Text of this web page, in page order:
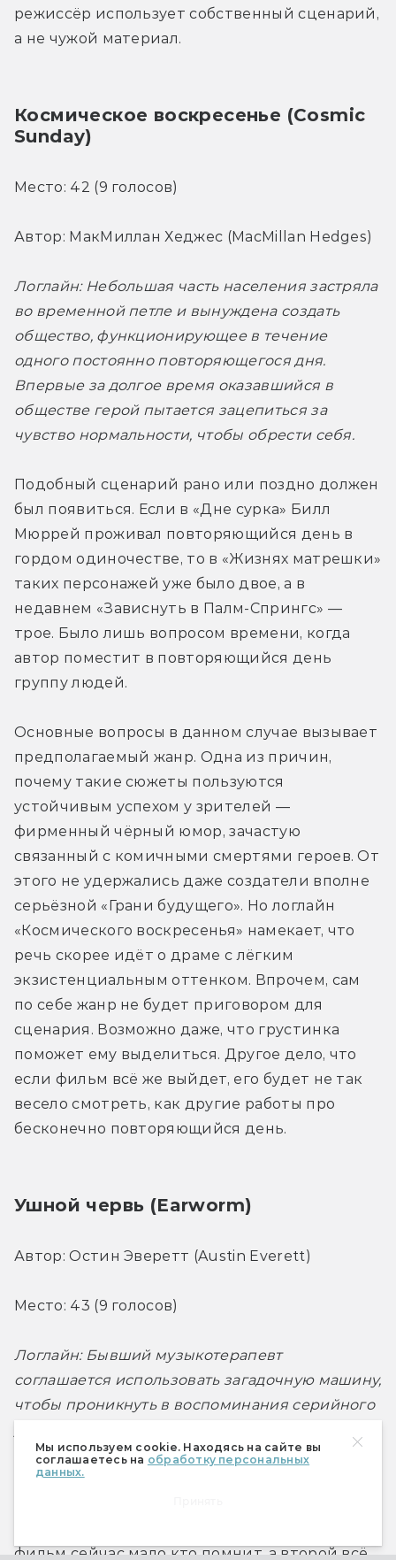
Мы используем cookie. Находясь на сайте вы
соглашаетесь на обработку персональных
данных.
режиссёр использует собственный сценарий,
а не чужой материал.
Космическое воскресенье (Cosmic
Sunday)
Место: 42 (9 голосов)
Автор: МакМиллан Хеджес (MacMillan Hedges)
Логлайн: Небольшая часть населения застряла
во временной петле и вынуждена создать
общество, функционирующее в течение
одного постоянно повторяющегося дня.
Впервые за долгое время оказавшийся в
обществе герой пытается зацепиться за
чувство нормальности, чтобы обрести себя.
Подобный сценарий рано или поздно должен
был появиться. Если в «Дне сурка» Билл
Мюррей проживал повторяющийся день в
гордом одиночестве, то в «Жизнях матрешки»
таких персонажей уже было двое, а в
недавнем «Зависнуть в Палм-Спрингс» —
трое. Было лишь вопросом времени, когда
автор поместит в повторяющийся день
группу людей.
Основные вопросы в данном случае вызывает
предполагаемый жанр. Одна из причин,
почему такие сюжеты пользуются
устойчивым успехом у зрителей —
фирменный чёрный юмор, зачастую
связанный с комичными смертями героев. От
этого не удержались даже создатели вполне
серьёзной «Грани будущего». Но логлайн
«Космического воскресенья» намекает, что
речь скорее идёт о драме с лёгким
экзистенциальным оттенком. Впрочем, сам
по себе жанр не будет приговором для
сценария. Возможно даже, что грустинка
поможет ему выделиться. Другое дело, что
если фильм всё же выйдет, его будет не так
весело смотреть, как другие работы про
бесконечно повторяющийся день.
Ушной червь (Earworm)
Автор: Остин Эверетт (Austin Everett)
Место: 43 (9 голосов)
Логлайн: Бывший музыкотерапевт
соглашается использовать загадочную машину,
чтобы проникнуть в воспоминания серийного
Сама по себе идея проникновения в
фильм сейчас мало кто помнит, а второй всё